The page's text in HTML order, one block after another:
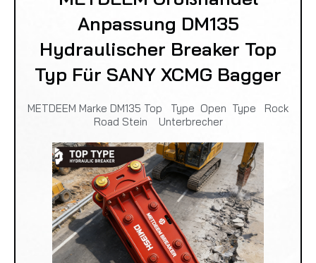
Anpassung DM135
Hydraulischer Breaker Top
Typ Für SANY XCMG Bagger
METDEEM Marke DM135 Top Type Open Type Rock
Road Stein Unterbrecher